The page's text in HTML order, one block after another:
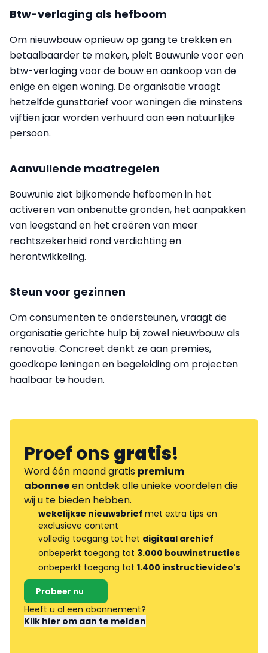
Btw-verlaging als hefboom
Om nieuwbouw opnieuw op gang te trekken en
betaalbaarder te maken, pleit Bouwunie voor een
btw-verlaging voor de bouw en aankoop van de
enige en eigen woning. De organisatie vraagt
hetzelfde gunsttarief voor woningen die minstens
vijftien jaar worden verhuurd aan een natuurlijke
persoon.
Aanvullende maatregelen
Bouwunie ziet bijkomende hefbomen in het
activeren van onbenutte gronden, het aanpakken
van leegstand en het creëren van meer
rechtszekerheid rond verdichting en
herontwikkeling.
Steun voor gezinnen
Om consumenten te ondersteunen, vraagt de
organisatie gerichte hulp bij zowel nieuwbouw als
renovatie. Concreet denkt ze aan premies,
goedkope leningen en begeleiding om projecten
haalbaar te houden.
Proef onsgratis!
Word één maand gratis premium
abonneeen ontdek alle unieke voordelen die
wij u te bieden hebben.
wekelijkse nieuwsbrief met extra tips en
exclusieve content
volledig toegang tot het digitaal archief
onbeperkt toegang tot 3.000 bouwinstructies
onbeperkt toegang tot 1.400 instructievideo's
Probeer nu
Heeft u al een abonnement?
Klik hier om aan te melden